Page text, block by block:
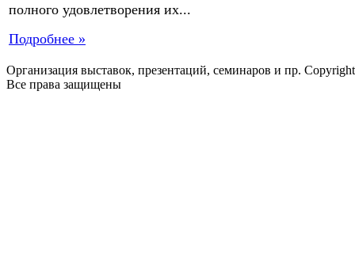
полного удовлетворения их...
Подробнее »
Организация выставок, презентаций, семинаров и пр.
Все права защищены